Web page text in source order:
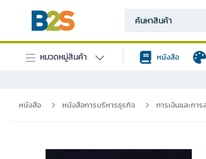
หมวดหมู่สินค้า หนังสือ
หนังสือ หนังสือการบริหารธุรกิจ การเงินและกา